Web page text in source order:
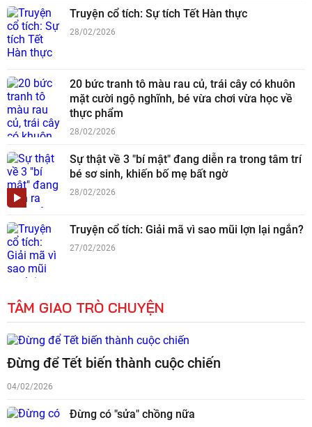
Truyện cổ tích: Sự tích Tết Hàn thực
28/02/2026
20 bức tranh tô màu rau củ, trái cây có khuôn
mặt cười ngộ nghĩnh, bé vừa chơi vừa học về
thực phẩm
28/02/2026
Sự thật về 3 "bí mật" đang diễn ra trong tâm trí
bé sơ sinh, khiến bố mẹ bất ngờ
28/02/2026
Truyện cổ tích: Giải mã vì sao mũi lợn lại ngắn?
27/02/2026
TÂM GIAO TRÒ CHUYỆN
Đừng để Tết biến thành cuộc chiến
04/02/2026
Đừng có "sửa" chồng nữa